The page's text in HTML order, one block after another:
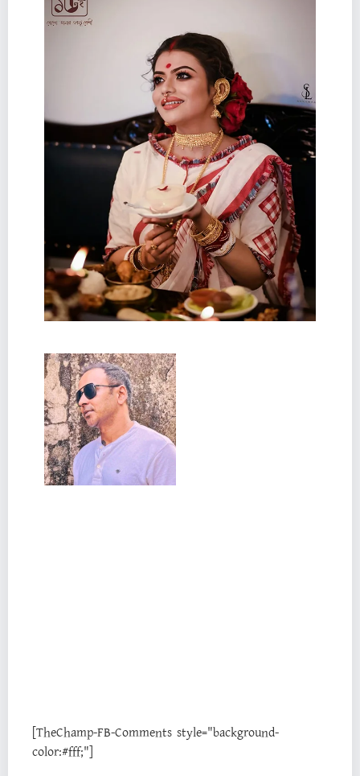
[TheChamp-FB-Comments style="background-
color:#fff;"]